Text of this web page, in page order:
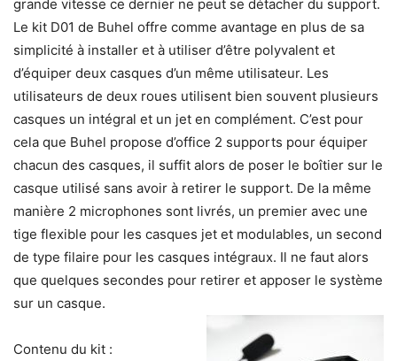
grande vitesse ce dernier ne peut se détacher du support.
Le kit D01 de Buhel offre comme avantage en plus de sa
simplicité à installer et à utiliser d’être polyvalent et
d’équiper deux casques d’un même utilisateur. Les
utilisateurs de deux roues utilisent bien souvent plusieurs
casques un intégral et un jet en complément. C’est pour
cela que Buhel propose d’office 2 supports pour équiper
chacun des casques, il suffit alors de poser le boîtier sur le
casque utilisé sans avoir à retirer le support. De la même
manière 2 microphones sont livrés, un premier avec une
tige flexible pour les casques jet et modulables, un second
de type filaire pour les casques intégraux. Il ne faut alors
que quelques secondes pour retirer et apposer le système
sur un casque.
Contenu du kit :